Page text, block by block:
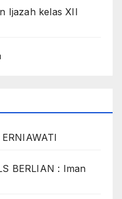
Ijazah kelas XII
BERLIAN : Iman